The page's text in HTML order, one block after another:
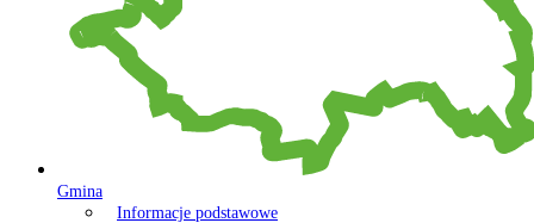
Gmina
Informacje podstawowe